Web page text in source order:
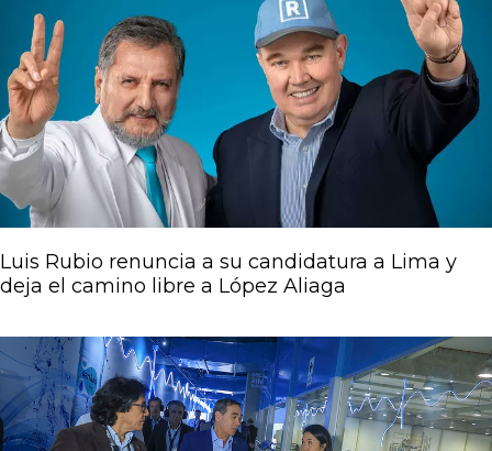
Luis Rubio renuncia a su candidatura a Lima y
deja el camino libre a López Aliaga